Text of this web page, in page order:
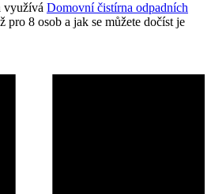
využívá Domovní čistírna odpadních
pro 8 osob a jak se můžete dočíst je